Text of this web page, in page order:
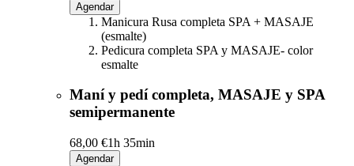
Agendar
Manicura Rusa completa SPA + MASAJE
(esmalte)
Pedicura completa SPA y MASAJE- color
esmalte
Maní y pedí completa, MASAJE y SPA
semipermanente
68,00 €1h 35min
Agendar